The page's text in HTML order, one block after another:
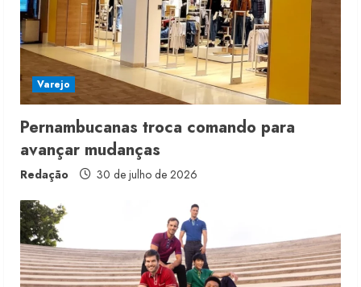
Varejo
Pernambucanas troca comando para
avançar mudanças
Redação 30 de julho de 2026
Moda vende US$63,7 bilhões em
produtos licenciados